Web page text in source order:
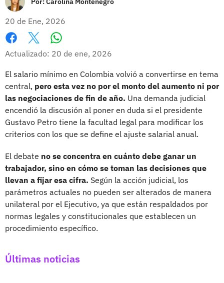
20 de Ene, 2026
Facebook
X
Actualizado: 20 de ene, 2026
El salario mínimo en Colombia volvió a convertirse en tema
central, pero esta vez no por el monto del aumento ni por
las negociaciones de fin de año. Una demanda judicial
encendió la discusión al poner en duda si el presidente
Gustavo Petro tiene la facultad legal para modificar los
criterios con los que se define el ajuste salarial anual.
El debate no se concentra en cuánto debe ganar un
trabajador, sino en cómo se toman las decisiones que
llevan a fijar esa cifra. Según la acción judicial, los
parámetros actuales no pueden ser alterados de manera
unilateral por el Ejecutivo, ya que están respaldados por
normas legales y constitucionales que establecen un
procedimiento específico.
Últimas noticias